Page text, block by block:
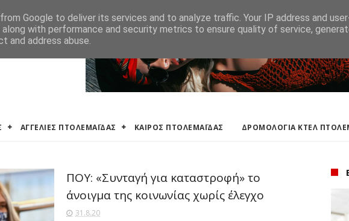
ΔΡΟΜΟΛΟΓΙΑ ΚΤΕΛ ΠΤΟΛΕΜΑΙΔΑΣ
ΑΓΓΕΛΙΕΣ ΠΤΟΛΕΜΑΪΔΑΣ ΚΑΙΡΟΣ ΠΤΟΛΕΜΑΪΔΑΣ ΔΡΟΜΟΛΟΓΙΑ ΚΤΕΛ
ΠΟΥ: «Συνταγή για καταστροφή» το
άνοιγμα της κοινωνίας χωρίς έλεγχο
31.8.20
Google to deliver its services and to analyze traffic. Your IP address and
along with performance and security metrics to ensure quality of service,
and address abuse.